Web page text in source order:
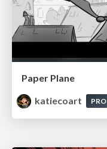
Paper Plane
katiecoart
PRO